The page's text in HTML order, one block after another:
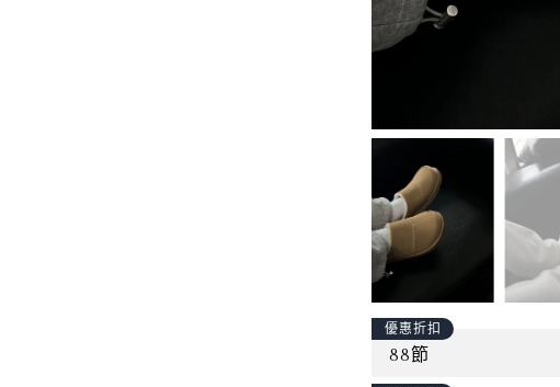
優惠折扣
88節